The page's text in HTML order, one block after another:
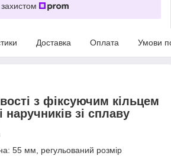
Доставка Оплата Умови
з фіксуючим кільцем
наручників зі сплаву
55 мм, регульований розмір